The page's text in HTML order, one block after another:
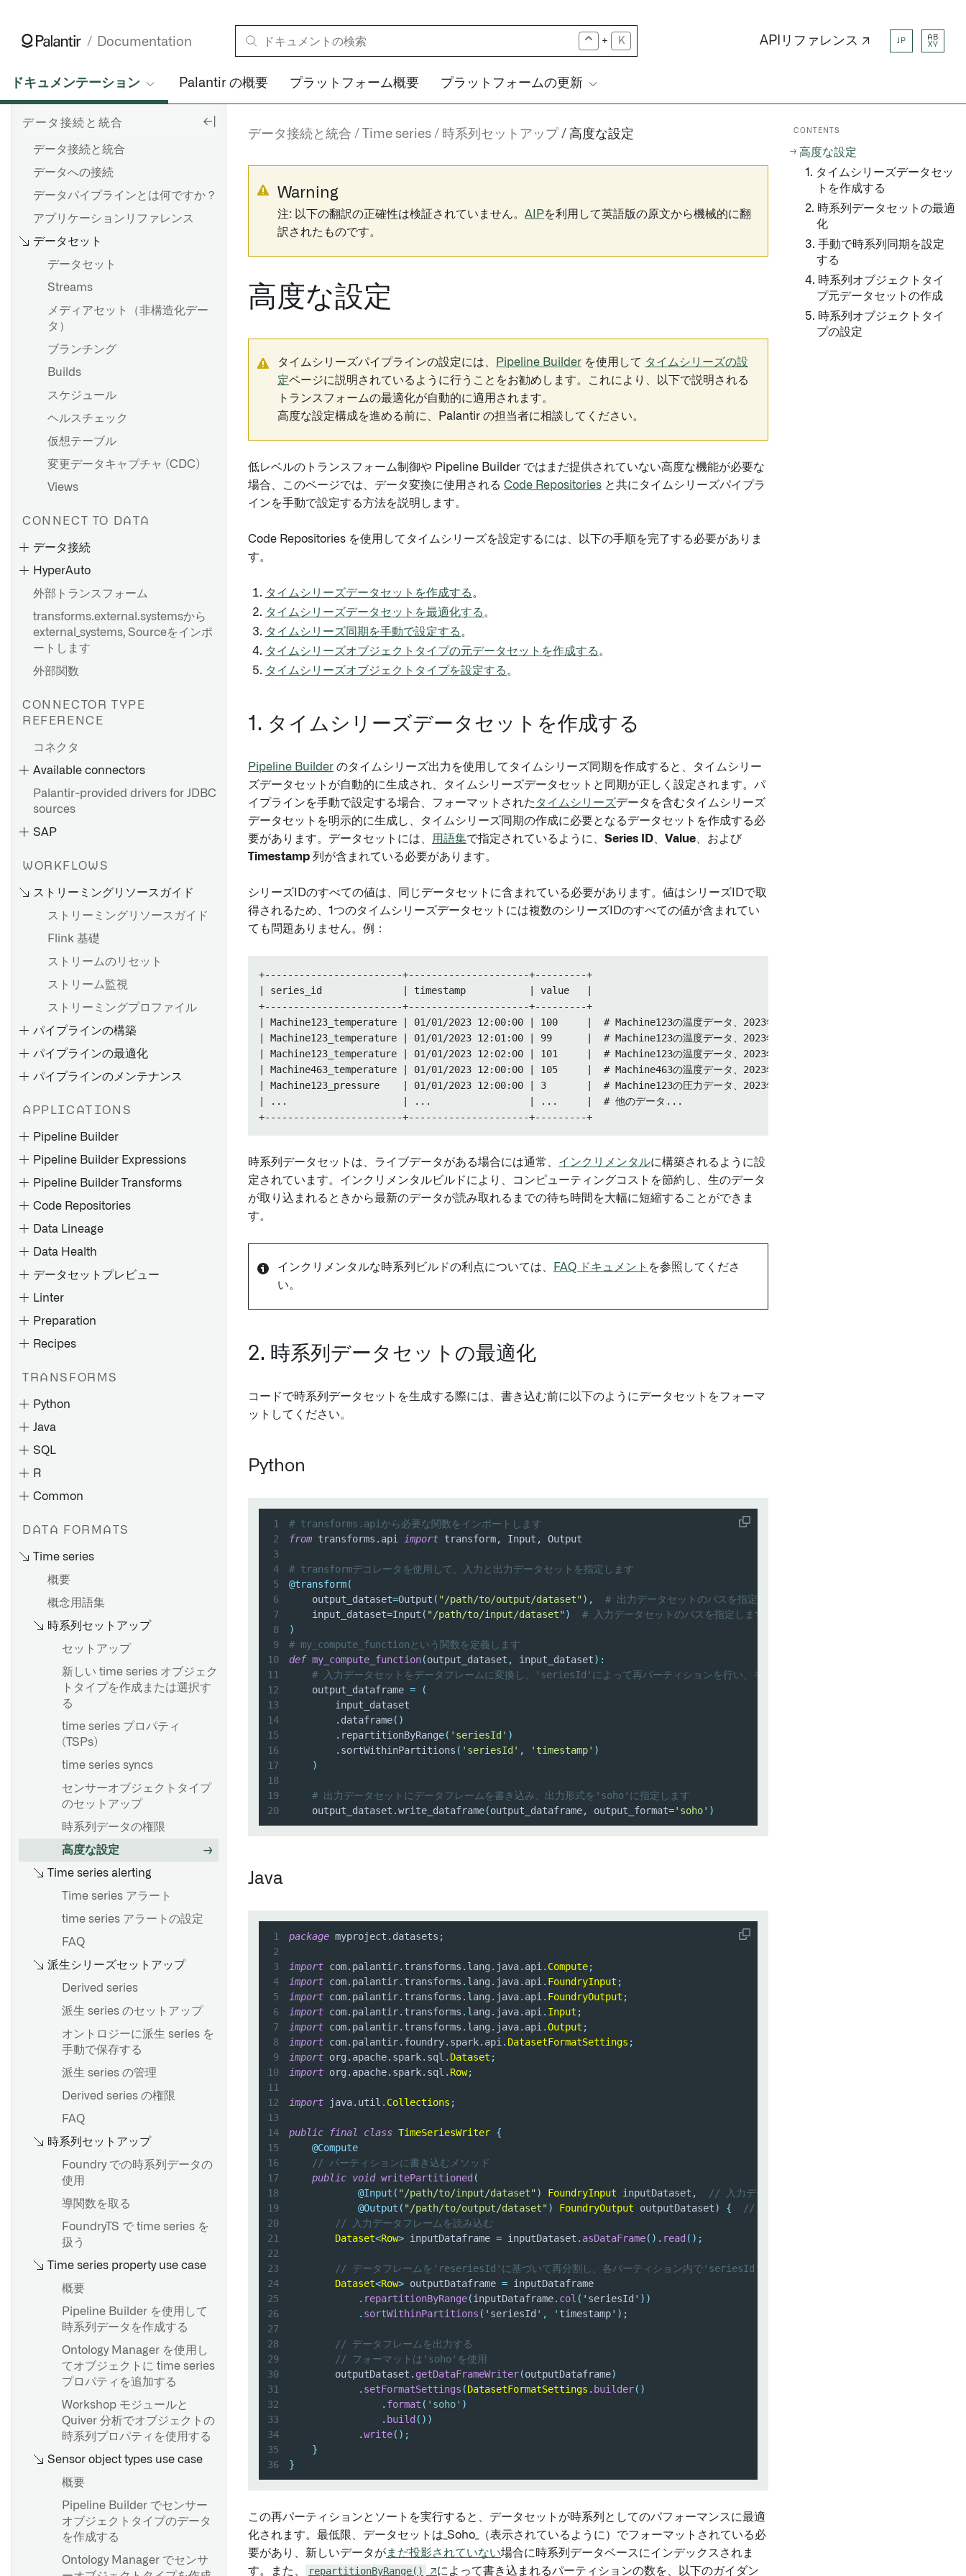
Documentation + K APIリファレンス ↗ JP
AB
XY
ドキュメンテーション Palantir の概要 プラットフォーム概要 プラットフォームの更新
データ接続と統合
データ接続と統合
データへの接続
データパイプラインとは何ですか？
アプリケーションリファレンス
データセット
データセット
Streams
メディアセット（非構造化デー
タ）
ブランチング
Builds
スケジュール
ヘルスチェック
仮想テーブル
変更データキャプチャ (CDC)
Views
CONNECT TO DATA
データ接続
ダイレクト接続を設定する
Bootstrapperプロキシ設定
agent-worker-runtime.md
Agent proxy runtime
configuration リファレンス
証
ソースのセットアップ
ソース探索
バッチ同期を設定する
ストリーミング同期の設定
ファイルベースの同期
メディアセットの同期
ァレンス
概要
エクスポートタスク（レガシ
HyperAuto
SDDI コックピット
設定リファレンス
HyperAuto V1からV2への移行
HyperAuto V1 FAQ
外部トランスフォーム
transforms.external.systemsから
external_systems, Sourceをインポ
ートします
外部関数
CONNECTOR TYPE
REFERENCE
コネクタ
Available connectors
Palantir-provided drivers for JDBC
sources
SAP
SAP アドオンのインストール
Palantir Foundry Connector
ンストール
リモートエージェントのイン
ストール
ージェントのインストール
サポートパッケージのインス
ール
SLT（SAP Landscape
Transformation Replication
RFC 接続の作成
は Remote Agent のアンイン
2.0 for SAP Applications コッ
Palantir Foundry Connector
ックアップと復元
新しいソースの作成
ソースの探索
Foundry SAP 同期
負荷についての考察
インクリメンタル更新
SAP オブジェクトタイプ
ダイナミックフィルター
SAP からロングテキストを抽
出する
カスタム認証とロール管理の
設定
BEx クエリ
Extractors
関数
トランザクションコードとレ
込む
ユーザー属性付きSAP書き戻
しとOAuth 2.0
WORKFLOWS
ストリーミングリソースガイド
ストリーミングリソースガイド
Flink 基礎
ストリームのリセット
ストリーム監視
ストリーミングプロファイル
パイプラインの構築
Pipeline Builder でバッチパ
イプラインを作成する
Pipeline Builder を使用して
ラインを作成する
コードリポジトリを使用して
バッチパイプラインを作成す
メディアセットバッチパイプ
メンタルパイプラインを作成
ストリーミングパイプライ
ン：概要
比較：ストリーミング vs バッ
チ
パフォーマンスの検討事項
Foundry Streaming によるコ
ンピュート使用量
ストリーミングキー
概要
スケジュールを作成する
スケジュールの表示と変更
スケジュールの探索と管理
一般的なスケジューリング設
トリガータイプのリファレン
ス
トラブルシューティングリフ
ァレンス
マーケットプレイス商品にス
Logic Flows
接続フローの作成
Compassファイルリスター
推奨されるプロジェクトとチ
ームの構造
開発のベストプラクティス
ブランチングとリリースプロ
セス
スケジューリングのベストプ
の構築
概要
CSVまたはJSONファイルのス
キーマを推定する
概要
マーキングの削除に関するガ
イダンス
継承されたマーキングと組織
の削除
パイプラインの最適化
グする
ストリームの失敗のデバッグ
メモリ不足（OOM）エラーの
トラブルシューティング
スケジュールのトラブルシュ
コンピュート使用量の理解
ネイティブアクセラレーショ
概要
パイプラインのメンテナンス
APPLICATIONS
Pipeline Builder
概要
データセットの追加
自動的に入力データを生成す
Pipeline Builder でのソース
ォームの作成
Pipeline Builder で一意の ID
を作成する
transforms-streaming-
joins.md
Pipeline Builder で LLM ノー
ドを使用する
頻出パターンのマイニング
概要
の追加
パイプラインのプレビュー
パイプラインのデリバリー
出力からマーキングを削除
ブレーキングチェンジ
パイプライン管理
入力サンプリング戦略を追加
する
パラメーター
ビルド設定
カスタム関数の作成
ノードの表示と非表示
Pipeline Builder におけるフ
ォルダー
カラーグループ
Checkpoints
ポート
ブランチの作成
変更案を提案する
変更を承認する
ブランチ保護
フォールバックブランチ
概要
スケジュールの作成
Scheduler の AIP 機能
Pipeline Builder Expressions
Pipeline Builder Transforms
Code Repositories
Control Panelでのコードリポ
ジトリ設定の構成
トランスフォームの作成
トランスフォームをプレビュ
作成物リポジトリ
ナビゲーション
作成物リポジトリの作成
作成物リポジトリの削除
製作物の公開
作成物を取り消す
パーミッションの管理
カスタムチェックの作成
データセットをダウンロード
のために準備する
概要
ブランチ設定
リポジトリ設定
リポジトリのアップグレード
Spark profiles
作成物の設定
オントロジーのインポート
高度なリポジトリ設定
使用量
Data Lineage
データフローを探索する
ィティを探索する
グラフの保存と共有
プレビューとロジック
トを見つける
データセットの作成
スケジュールの管理
リソースの権限を確認する
マーキングの変更の影響を確
Data Health
チェックの種類
解
データセットプレビュー
Linter
Preparation
Recipes
TRANSFORMS
Python
ベルバージョン管理
``meta.yaml``
仮想テーブルの概要
ファイルの読み込み
ユニットテスト
デバッグ
概要
インクリメンタル変換リファ
レンス
マージと追加
トランザクションの中止
スナップショットから履歴デ
ータセットを作成する
環境作成の概要
トラブルシューティングガイ
Python パッケージの Conda
解決
Python ライブラリの共有
Accelerate Spark with Velox
概要
Polars ストリーミングモード
最新版のUbuntuをベースにす
る
トランスフォーム内でPalantir
提供の言語モデルを使用する
概要
Spark sidecar 変換
はじめに
transformsというライブラリ
からexpectationsをEとしてイ
ンポートします
Transforms Python API
トランスフォームクラス
Java
イン
例
非構造化ファイルの読み書き
ユニットテスト
高度な設定
SQL
R
Common
DATA FORMATS
Time series
概要
概念用語集
時系列セットアップ
セットアップ
新しい time series オブジェク
トタイプを作成または選択す
る
time series プロパティ
(TSPs)
time series syncs
センサーオブジェクトタイプ
のセットアップ
時系列データの権限
高度な設定
Time series alerting
Time series アラート
time series アラートの設定
FAQ
派生シリーズセットアップ
Derived series
派生 series のセットアップ
オントロジーに派生 series を
手動で保存する
派生 series の管理
Derived series の権限
FAQ
時系列セットアップ
Foundry での時系列データの
使用
導関数を取る
FoundryTS で time series を
扱う
Time series property use case
概要
Pipeline Builder を使用して
時系列データを作成する
Ontology Manager を使用し
てオブジェクトに time series
プロパティを追加する
Workshop モジュールと
Quiver 分析でオブジェクトの
時系列プロパティを使用する
Sensor object types use case
概要
Pipeline Builder でセンサー
オブジェクトタイプのデータ
を作成する
Ontology Manager でセンサ
データ接続と統合 Time series 時系列セットアップ 高度な設定
Warning
注: 以下の翻訳の正確性は検証されていません。 AIPを利用して英語版の原文から機械的に翻
訳されたものです。
高度な設定
タイムシリーズパイプラインの設定には、 Pipeline Builder を使用して タイムシリーズの設
定ページに説明されているように行うことをお勧めします。これにより、以下で説明される
トランスフォームの最適化が自動的に適用されます。
高度な設定構成を進める前に、Palantir の担当者に相談してください。
低レベルのトランスフォーム制御や Pipeline Builder ではまだ提供されていない高度な機能が必要な
場合、このページでは、データ変換に使用される Code Repositories と共にタイムシリーズパイプラ
インを手動で設定する方法を説明します。
Code Repositories を使用してタイムシリーズを設定するには、以下の手順を完了する必要がありま
す。
タイムシリーズデータセットを作成する 。
タイムシリーズデータセットを最適化する 。
タイムシリーズ同期を手動で設定する 。
タイムシリーズオブジェクトタイプの元データセットを作成する 。
タイムシリーズオブジェクトタイプを設定する 。
1. タイムシリーズデータセットを作成する
Pipeline Builder のタイムシリーズ出力を使用してタイムシリーズ同期を作成すると、タイムシリー
ズデータセットが自動的に生成され、タイムシリーズデータセットと同期が正しく設定されます。パ
イプラインを手動で設定する場合、フォーマットされた タイムシリーズデータを含むタイムシリーズ
データセットを明示的に生成し、タイムシリーズ同期の作成に必要となるデータセットを作成する必
要があります。データセットには、
用語集で指定されているように、 Series ID Value 、および
Timestamp 列が含まれている必要があります。
シリーズIDのすべての値は、同じデータセットに含まれている必要があります。値はシリーズIDで取
得されるため、1つのタイムシリーズデータセットには複数のシリーズIDのすべての値が含まれてい
ても問題ありません。例：
+------------------------+---------------------+---------+
| series_id              | timestamp           | value   |
+------------------------+---------------------+---------+
| Machine123_temperature | 01/01/2023 12:00:00 | 100     |  # Machine123の温度データ、2023年1月1日の12時00分の値は100
| Machine123_temperature | 01/01/2023 12:01:00 | 99      |  # Machine123の温度データ、2023年1月1日の12時01分の値は99
| Machine123_temperature | 01/01/2023 12:02:00 | 101     |  # Machine123の温度データ、2023年1月1日の12時02分の値は101
| Machine463_temperature | 01/01/2023 12:00:00 | 105     |  # Machine463の温度データ、2023年1月1日の12時00分の値は105
| Machine123_pressure    | 01/01/2023 12:00:00 | 3       |  # Machine123の圧力データ、2023年1月1日の12時00分の値は3
| ...                    | ...                 | ...     |  # 他のデータ...
時系列データセットは、ライブデータがある場合には通常、 インクリメンタルに構築されるように設
定されています。インクリメンタルビルドにより、コンピューティングコストを節約し、生のデータ
が取り込まれるときから最新のデータが読み取れるまでの待ち時間を大幅に短縮することができま
す。
インクリメンタルな時系列ビルドの利点については、 FAQ ドキュメント を参照してくださ
い。
2. 時系列データセットの最適化
コードで時系列データセットを生成する際には、書き込む前に以下のようにデータセットをフォーマ
ットしてください。
Python
1
# transforms.apiから必要な関数をインポートします
2
from transforms . api import transform, Input ,
3
4
# transformデコレータを使用して、入力と出力データセットを指定します
5
@transform(
6
    output_dataset
=Output ( "/path/to/output/dataset" ) ,
# 出力データセットのパスを指定します
7
    input_dataset
=Input ( "/path/to/input/dataset" )
# 入力データセットのパスを指定します
8
)
9
# my_compute_functionという関数を定義します
10
def my_compute_function(output_dataset , input_dataset) :
11
# 入力データセットをデータフレームに変換し、'seriesId'によって再パーティションを行い、それぞれのパーティション内で'seriesId'
12
    output_dataframe
=
(
13
14
. dataframe( )
15
. repartitionByRange( 'seriesId' )
16
. sortWithinPartitions ( 'seriesId' , 'timestamp' )
17
)
18
19
# 出力データセットにデータフレームを書き込み、出力形式を'soho'に指定します
20
    output_dataset
.write_dataframe(output_dataframe, output_format='soho' )
Java
1 package myproject . datasets ;
2
3
import com. palantir. transforms . lang . java. api . Compute;
4
import com. palantir. transforms . lang . java. api . FoundryInput ;
5
import com. palantir. transforms . lang . java. api . FoundryOutput ;
6
import com. palantir. transforms . lang . java. api . Input ;
7
import com. palantir. transforms . lang . java. api .Output ;
8
import com. palantir. foundry. spark. api . DatasetFormatSettings ;
9
import org . apache. spark. sql . Dataset ;
10
import org . apache. spark. sql . Row;
11
12
import java. util . Collections ;
13
14
public final class TimeSeriesWriter {
15
@Compute
16
// パーティションに書き込むメソッド
17
public void writePartitioned (
18
@Input ( "/path/to/input/dataset" ) FoundryInput inputDataset ,
// 入力データセットへのパス
19
@Output ( "/path/to/output/dataset" ) FoundryOutput outputDataset) {
// 出力データセットへのパス
20
// 入力データフレームを読み込む
21
Dataset<Row> inputDataframe = inputDataset . asDataFrame( ) . read ( ) ;
22
23
// データフレームを'reseriesId'に基づいて再分割し、各パーティション内で'seriesId'と'timestamp'に基づいてソートする
24
Dataset<Row> outputDataframe =
25
. repartitionByRange(inputDataframe. col ( 'seriesId' ) )
26
. sortWithinPartitions ( 'seriesId ', ' timestamp' ) ;
27
28
// データフレームを出力する
29
// フォーマットは'soho'を使用
30
        outputDataset
. getDataFrameWriter(outputDataframe)
31
. setFormatSettings (DatasetFormatSettings . builder( )
32
. format ( 'soho' )
33
. build ( ) )
34
.write( ) ;
35
}
36
}
この再パーティションとソートを実行すると、データセットが時系列としてのパフォーマンスに最適
化されます。最低限、データセットは_Soho_（表示されているように）でフォーマットされている必
要があり、新しいデータがまだ投影されていない場合に時系列データベースにインデックスされま
す。また、
repartitionByRange() ↗によって書き込まれるパーティションの数を、以下のガイダン
CONTENTS
高度な設定
1. タイムシリーズデータセッ
トを作成する
2. 時系列データセットの最適
化
3. 手動で時系列同期を設定
する
4. 時系列オブジェクトタイ
プ元データセットの作成
5. 時系列オブジェクトタイ
プの設定